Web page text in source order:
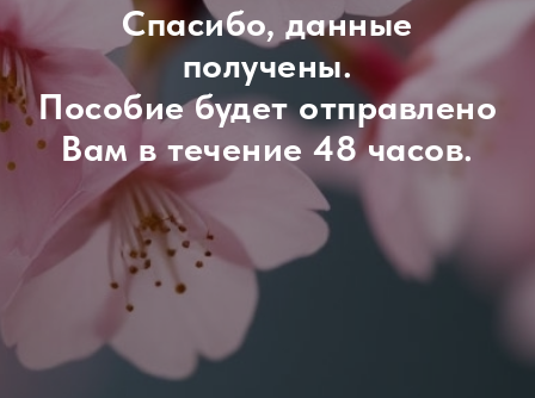
Спасибо, данные
получены.
Пособие будет отправлено
Вам в течение 48 часов.